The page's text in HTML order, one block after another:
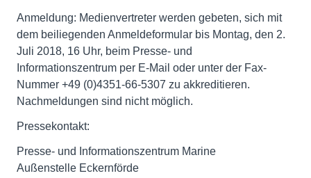
Anmeldung: Medienvertreter werden gebeten, sich mit
dem beiliegenden Anmeldeformular bis Montag, den 2.
Juli 2018, 16 Uhr, beim Presse- und
Informationszentrum per E-Mail oder unter der Fax-
Nummer +49 (0)4351-66-5307 zu akkreditieren.
Nachmeldungen sind nicht möglich.
Pressekontakt:
Presse- und Informationszentrum Marine
Außenstelle Eckernförde